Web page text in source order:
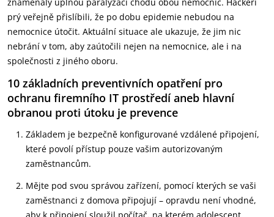
prý veřejně přislíbili, že po dobu epidemie nebudou na
nemocnice útočit. Aktuální situace ale ukazuje, že jim nic
nebrání v tom, aby zaútočili nejen na nemocnice, ale i na
společnosti z jiného oboru.
10 základních preventivních opatření pro
ochranu firemního IT prostředí aneb hlavní
obranou proti útoku je prevence
Základem je bezpečně konfigurované vzdálené připojení,
které povolí přístup pouze vašim autorizovaným
zaměstnancům.
Mějte pod svou správou zařízení, pomocí kterých se vaši
zaměstnanci z domova připojují – opravdu není vhodné,